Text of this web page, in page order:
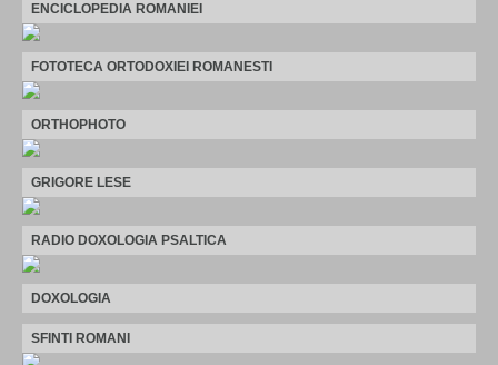
ENCICLOPEDIA ROMANIEI
FOTOTECA ORTODOXIEI ROMANESTI
ORTHOPHOTO
GRIGORE LESE
RADIO DOXOLOGIA PSALTICA
DOXOLOGIA
SFINTI ROMANI